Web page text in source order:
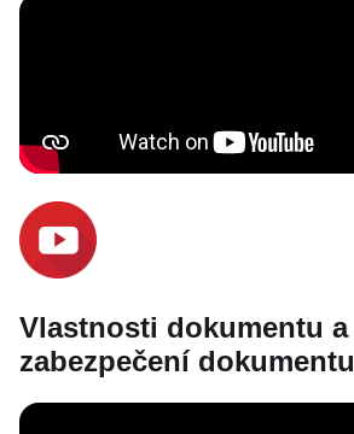
Vlastnosti dokumentu a
zabezpečení dokumentu